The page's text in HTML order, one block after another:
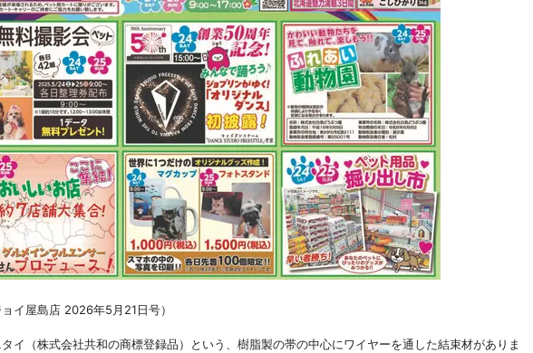
イ屋島店 2026年5月21日号）
イ（株式会社共和の商標登録品）という、樹脂製の帯の中心にワイヤーを通した結束材がありま